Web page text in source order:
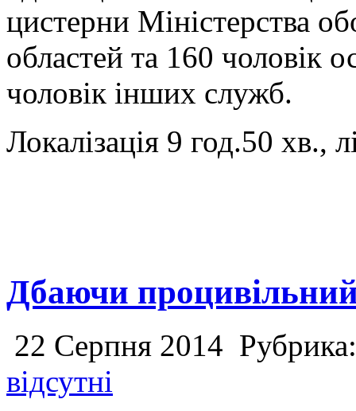
цистерни Міністерства
областей та 160 чоловік
чоловік інших служб.
Локалізація 9 год.50 хв.,
Дбаючи
22 Серпня 2014
відсутні